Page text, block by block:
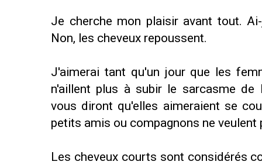
Je cherche mon plaisir avant tout.
Non, les cheveux repoussent.
J'aimerai tant qu'un jour que les
n'aillent plus à subir le sarcasme de
vous diront qu'elles aimeraient se
petits amis ou compagnons ne veulent
Les cheveux courts sont considérés